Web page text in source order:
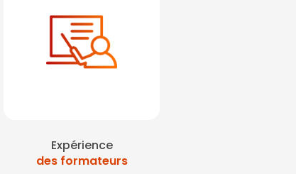
Expérience
des formateurs